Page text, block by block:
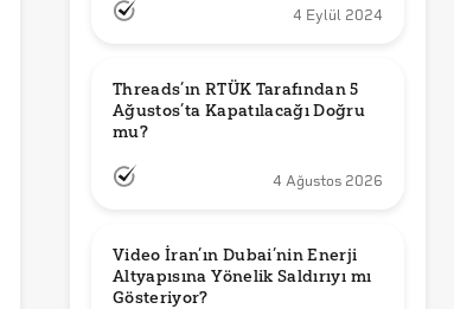
4 Eylül 2024
Threads’ın RTÜK Tarafından 5
Ağustos’ta Kapatılacağı Doğru
mu?
4 Ağustos 2026
Video İran’ın Dubai’nin Enerji
Altyapısına Yönelik Saldırıyı mı
Gösteriyor?